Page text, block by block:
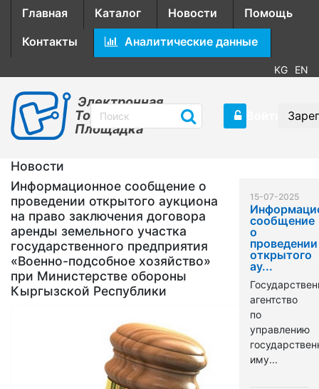
Главная Каталог Новости
Помощь
Контакты
Аналитические данные
KG EN
Электронная
Торговая
Площадка
Новости
Информационное сообщение о
проведении открытого аукциона
на право заключения договора
аренды земельного участка
государственного предприятия
«Военно-подсобное хозяйство»
при Министерстве обороны
Кыргызской Республики
15-07-2025
сообщение
о
проведении
открытого
ау...
агентство
по
управлению
иму...